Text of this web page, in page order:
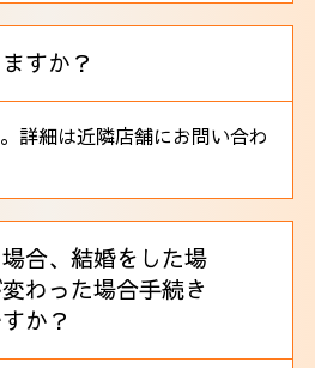
すか？
詳細は近隣店舗にお問い合わ
合、結婚をした場
わった場合手続き
か？